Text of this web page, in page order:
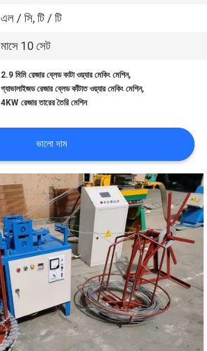
এল / সি, টি / টি
মাসে 10 সেট
2.9 মিমি রেজার ব্লেড কাটা ওয়্যার মেকিং মেশিন,
গ্যাভালাইজড রেজার ব্লেড কাঁটাত ওয়্যার মেকিং মেশিন,
4KW রেজার তারের তৈরি মেশিন
ভালো দাম